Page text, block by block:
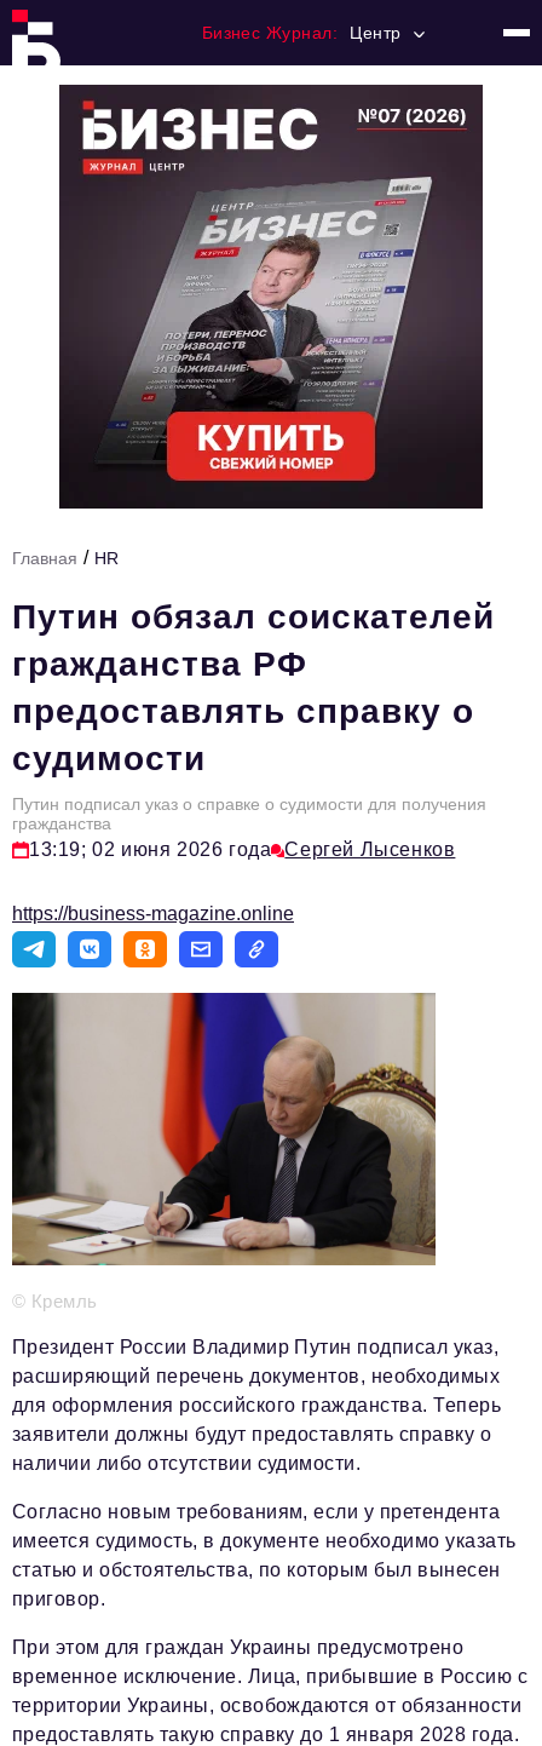
Бизнес Журнал: Центр
Регулирование
Премия "Тульский Бизнес"
История тульского предпринимательства
Тема номера
HR
Персона номера
Инфраструктура развития
Технологии и тренды
Туризм
Мероприятия
Телефон редакции: +7 495 727-01-67
Электронные почты редакции:
Информационный отдел
info@business-magazine.online
Отдел рекламы
reklama@business-magazine.online
Отдел распространения/редакционная подписка
Отдел по работе с партнерами
partner@business-magazine.online
Главная / HR
Путин обязал соискателей
гражданства РФ
предоставлять справку о
судимости
Путин подписал указ о справке о судимости для получения
гражданства
13:19; 02 июня 2026 года Сергей Лысенков
https://business-magazine.online
© Кремль
Президент России Владимир Путин подписал указ,
расширяющий перечень документов, необходимых
для оформления российского гражданства. Теперь
заявители должны будут предоставлять справку о
наличии либо отсутствии судимости.
Согласно новым требованиям, если у претендента
имеется судимость, в документе необходимо указать
статью и обстоятельства, по которым был вынесен
приговор.
При этом для граждан Украины предусмотрено
временное исключение. Лица, прибывшие в Россию с
территории Украины, освобождаются от обязанности
предоставлять такую справку до 1 января 2028 года.